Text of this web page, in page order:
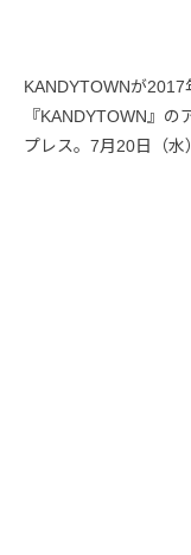
KANDYTOWNが
『KANDYTOWN』
プレス。7月20日（水